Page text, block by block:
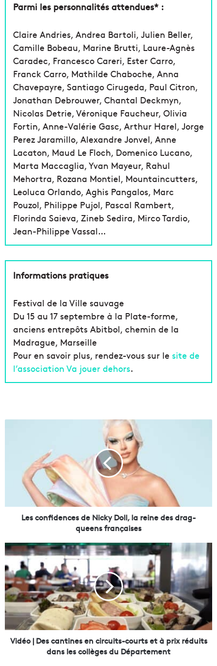
Parmi les personnalités attendues* :
Claire Andries, Andrea Bartoli, Julien Beller,
Camille Bobeau, Marine Brutti, Laure-Agnès
Caradec, Francesco Careri, Ester Carro,
Franck Carro, Mathilde Chaboche, Anna
Chavepayre, Santiago Cirugeda, Paul Citron,
Jonathan Debrouwer, Chantal Deckmyn,
Nicolas Detrie, Véronique Faucheur, Olivia
Fortin, Anne-Valérie Gasc, Arthur Harel, Jorge
Perez Jaramillo, Alexandre Jonvel, Anne
Lacaton, Maud Le Floch, Domenico Lucano,
Marta Maccaglia, Yvan Mayeur, Rahul
Mehortra, Rozana Montiel, Mountaincutters,
Leoluca Orlando, Aghis Pangalos, Marc
Pouzol, Philippe Pujol, Pascal Rambert,
Florinda Saieva, Zineb Sedira, Mirco Tardio,
Jean-Philippe Vassal…
Informations pratiques
Festival de la Ville sauvage
Du 15 au 17 septembre à la Plate-forme,
anciens entrepôts Abitbol, chemin de la
Madrague, Marseille
Pour en savoir plus, rendez-vous sur le site de
l’association Va jouer dehors.
d
e
s
d
e
N
i
c
k
y
Les confidences de Nicky Doll, la reine des drag-
queens françaises
V
i
d
é
o
|
D
e
s
Vidéo | Des cantines en circuits-courts et à prix réduits
dans les collèges du Département